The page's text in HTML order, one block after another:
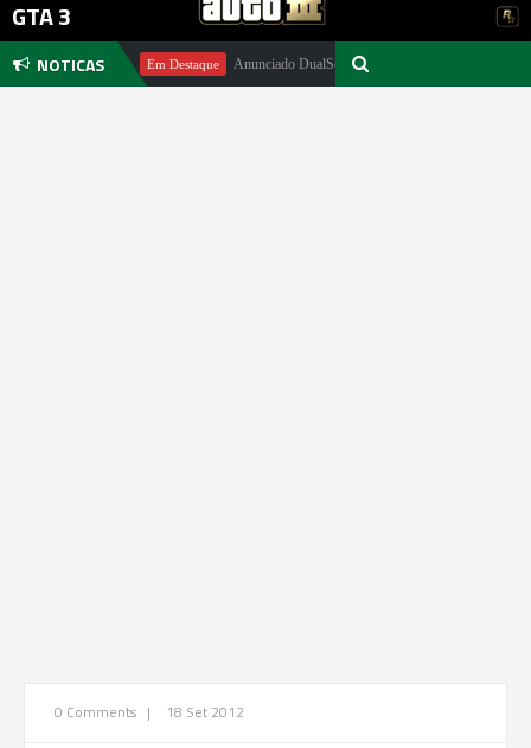
GTA 3
NOTICAS
Pachter Em Destaque Anunciado DualSense The Last of Us Limited Edition
0 Comments | 18 Set 2012